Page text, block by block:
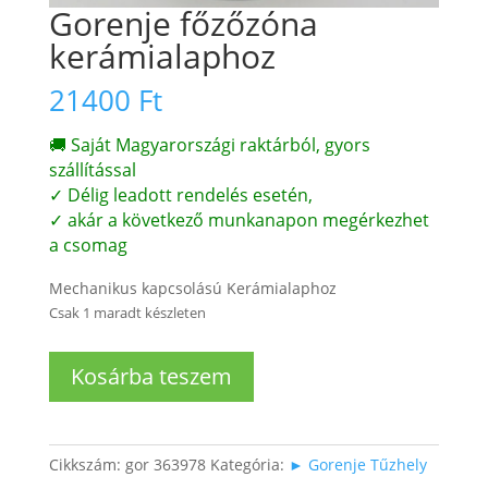
Gorenje főzőzóna
kerámialaphoz
21400 Ft
🚚 Saját Magyarországi raktárból, gyors
szállítással
✓ Délig leadott rendelés esetén,
✓ akár a következő munkanapon megérkezhet
a csomag
Mechanikus kapcsolású Kerámialaphoz
Csak 1 maradt készleten
főzőzóna
Kosárba teszem
Cikkszám: gor 363978 Kategória: ► Gorenje Tűzhely